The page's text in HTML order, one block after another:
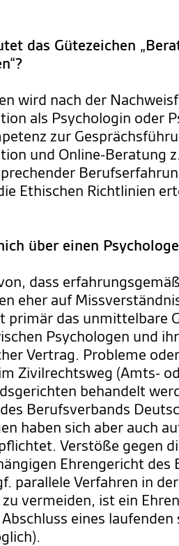
das Gütezeichen
wird nach der
als Psychologin oder
zur
und Online-Beratung
Ethischen Richtlinien
über einen
dass
eher auf
primär das unmittelbare
Psychologen und
Vertrag. Probleme
Zivilrechtsweg (Amts-
behandelt
Berufsverbands
haben sich aber auch
Verstöße gegen
Ehrengericht des
parallele Verfahren in
vermeiden, ist ein
eines